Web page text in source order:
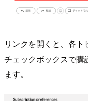
リンクを開くと、各
チェックボックスで購
ます。